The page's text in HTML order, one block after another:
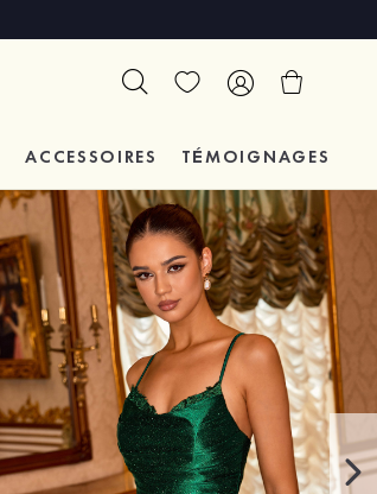
ACCESSOIRES TÉMOIGNAGES